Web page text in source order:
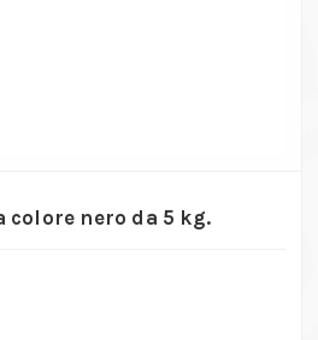
colore nero da 5 kg.